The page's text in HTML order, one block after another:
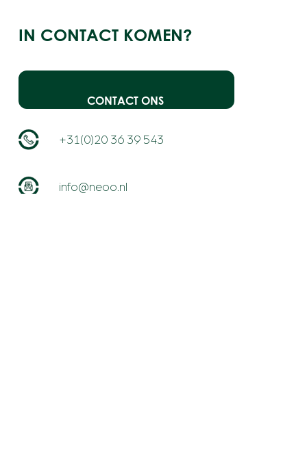
IN CONTACT KOMEN?
CONTACT ONS
+31(0)20 36 39 543
info@neoo.nl